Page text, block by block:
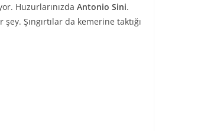
Huzurlarınızda Antonio Sini.
Şıngırtılar da kemerine taktığı